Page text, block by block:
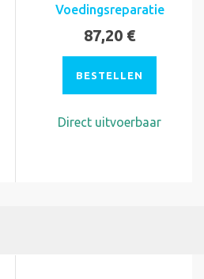
Voedingsreparatie
87,20 €
BESTELLEN
Direct uitvoerbaar